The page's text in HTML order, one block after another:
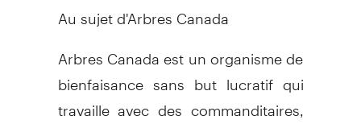
Au sujet d'Arbres Canada
Arbres Canada est un organisme de
bienfaisance sans but lucratif qui
travaille avec des commanditaires,